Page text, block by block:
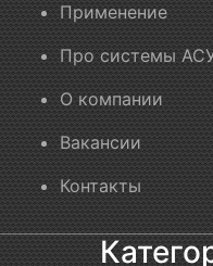
Применение
Про системы
О компании
Вакансии
Контакты